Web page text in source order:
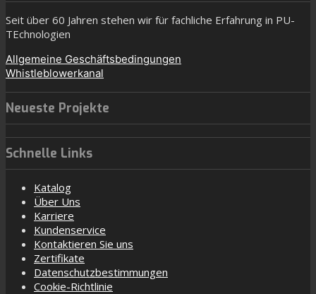
Seit über 60 Jahren stehen wir für fachliche Erfahrung in PU-
TEchnologien
Allgemeine Geschäftsbedingungen
Whistleblowerkanal
Neueste Projekte
Schnelle Links
Katalog
Über Uns
Karriere
Kundenservice
Kontaktieren Sie uns
Zertifikate
Datenschutzbestimmungen
Cookie-Richtlinie